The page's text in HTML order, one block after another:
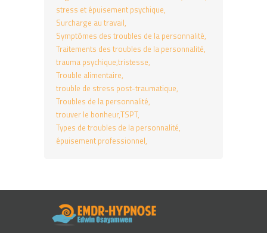
stress et épuisement psychique
Surcharge au travail
Symptômes des troubles de la personnalité
Traitements des troubles de la personnalité
trauma psychique tristesse
Trouble alimentaire
trouble de stress post-traumatique
Troubles de la personnalité
trouver le bonheurTSPT
Types de troubles de la personnalité
épuisement professionnel